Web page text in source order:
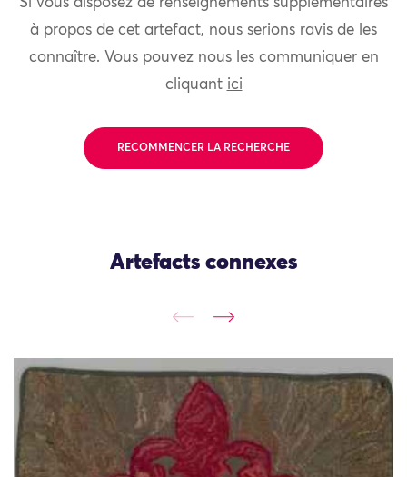
à propos de cet artefact, nous serions ravis de les
connaître. Vous pouvez nous les communiquer en
cliquant ici
RECOMMENCER LA RECHERCHE
Artefacts connexes